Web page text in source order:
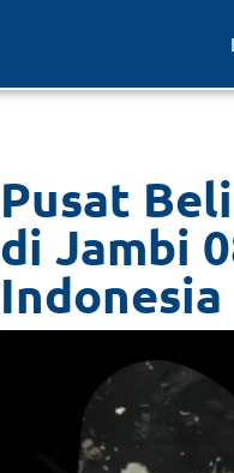
Pusat
di Jambi
Indonesia